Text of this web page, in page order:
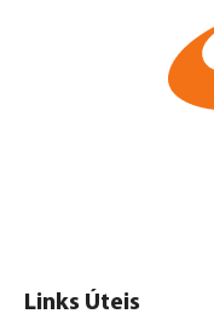
Links Úteis